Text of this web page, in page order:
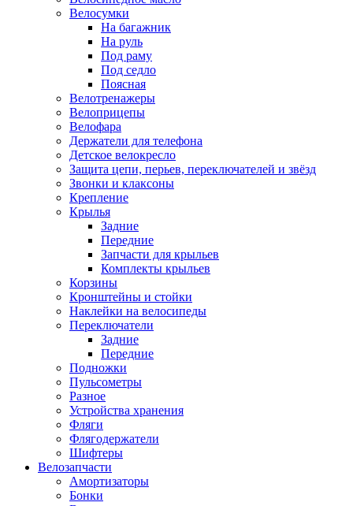
Велосумки
На багажник
На руль
Под раму
Под седло
Поясная
Велотренажеры
Велоприцепы
Велофара
Держатели для телефона
Детское велокресло
Защита цепи, перьев, переключателей и звёзд
Звонки и клаксоны
Крепление
Крылья
Задние
Передние
Запчасти для крыльев
Комплекты крыльев
Корзины
Кронштейны и стойки
Наклейки на велосипеды
Переключатели
Задние
Передние
Подножки
Пульсометры
Разное
Устройства хранения
Фляги
Флягодержатели
Шифтеры
Велозапчасти
Амортизаторы
Бонки